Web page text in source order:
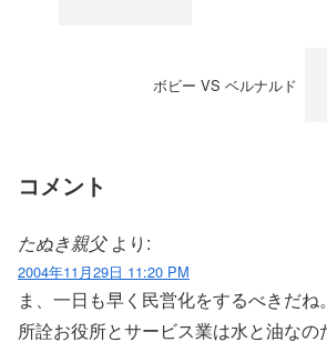
ボビー VS ベルナルド
コメント
たぬき親父 より:
2004年11月29日 11:20 PM
ま、一日も早く民営化をするべきだね。
所詮お役所とサービス業は水と油なの